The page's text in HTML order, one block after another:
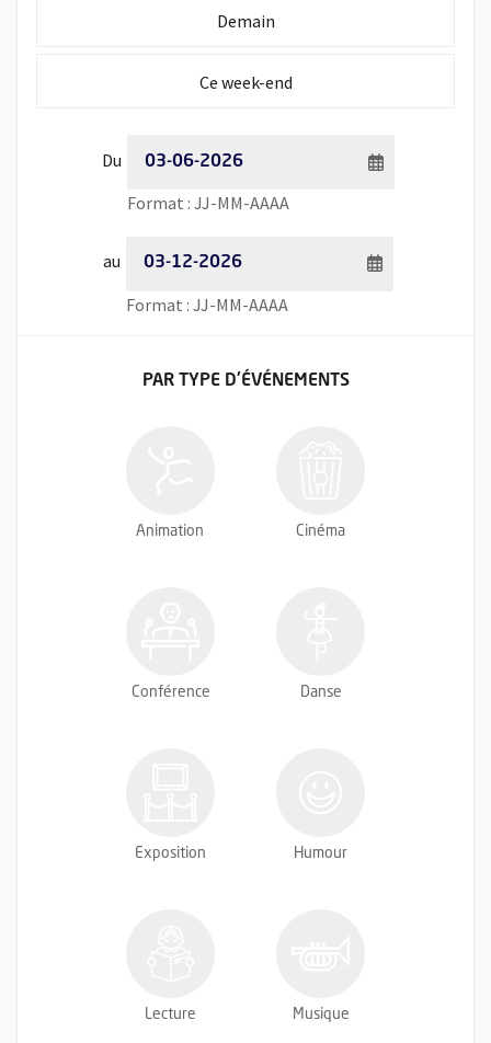
Initialiser la période de recherche à
Demain
Initialiser la période de recherche à
Ce week-end
Du Période de recherche - Date de début
Format : JJ-MM-AAAASaisie de date au format
au Période de recherche - Date de fin
Format : JJ-MM-AAAA
FILTRER LES ÉVÉNEMENTS
PAR TYPED'ÉVÉNEMENTS
Animation Cinéma
Conférence Danse
Exposition Humour
Lecture Musique